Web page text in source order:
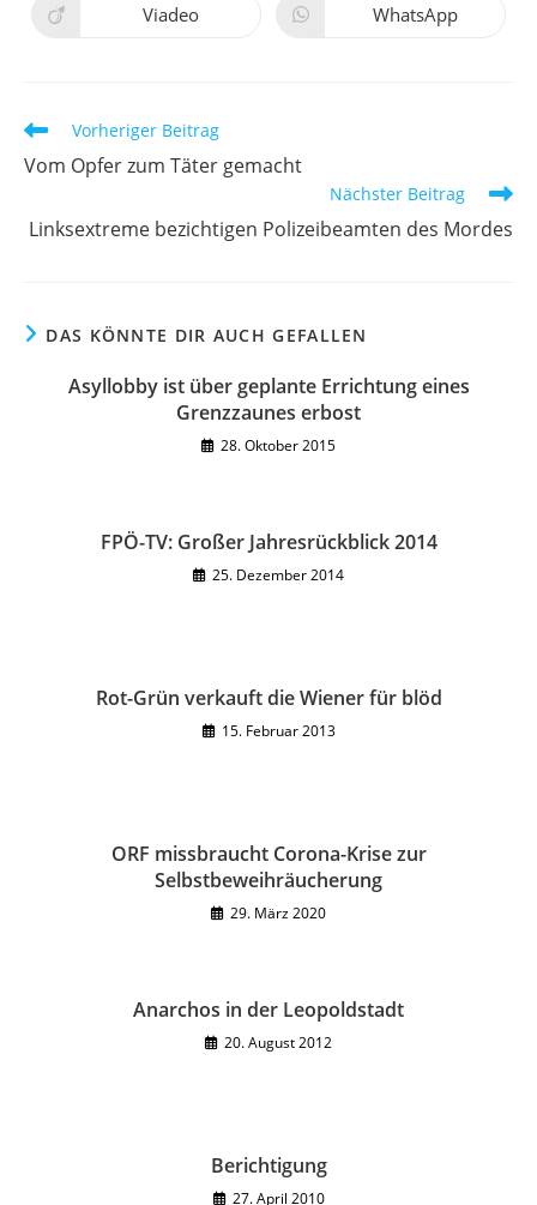
neuen
Fenster
neuen
Fenster
Öffnet
Viadeo Öffnet
WhatsApp
Weitere
ansehen
Vorheriger Beitrag
Vom Opfer zum Täter gemacht
Nächster Beitrag
Linksextreme bezichtigen Polizeibeamten des Mordes
DAS KÖNNTE DIR AUCH GEFALLEN
Asyllobby ist über geplante Errichtung eines
Grenzzaunes erbost
28. Oktober 2015
FPÖ-TV: Großer Jahresrückblick 2014
25. Dezember 2014
Rot-Grün verkauft die Wiener für blöd
15. Februar 2013
ORF missbraucht Corona-Krise zur
Selbstbeweihräucherung
29. März 2020
Anarchos in der Leopoldstadt
20. August 2012
Berichtigung
27. April 2010